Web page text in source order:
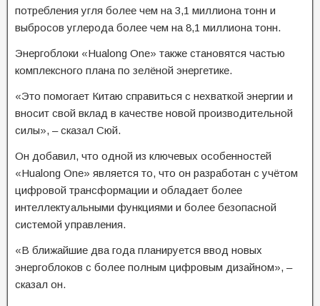
потребления угля более чем на 3,1 миллиона тонн и
выбросов углерода более чем на 8,1 миллиона тонн.
Энергоблоки «Hualong One» также становятся частью
комплексного плана по зелёной энергетике.
«Это помогает Китаю справиться с нехваткой энергии и
вносит свой вклад в качестве новой производительной
силы», – сказал Сюй.
Он добавил, что одной из ключевых особенностей
«Hualong One» является то, что он разработан с учётом
цифровой трансформации и обладает более
интеллектуальными функциями и более безопасной
системой управления.
«В ближайшие два года планируется ввод новых
энергоблоков с более полным цифровым дизайном», –
сказал он.